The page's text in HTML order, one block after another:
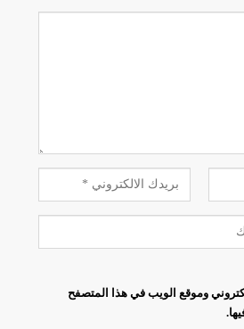
وموقع الويب في هذا المتصفح